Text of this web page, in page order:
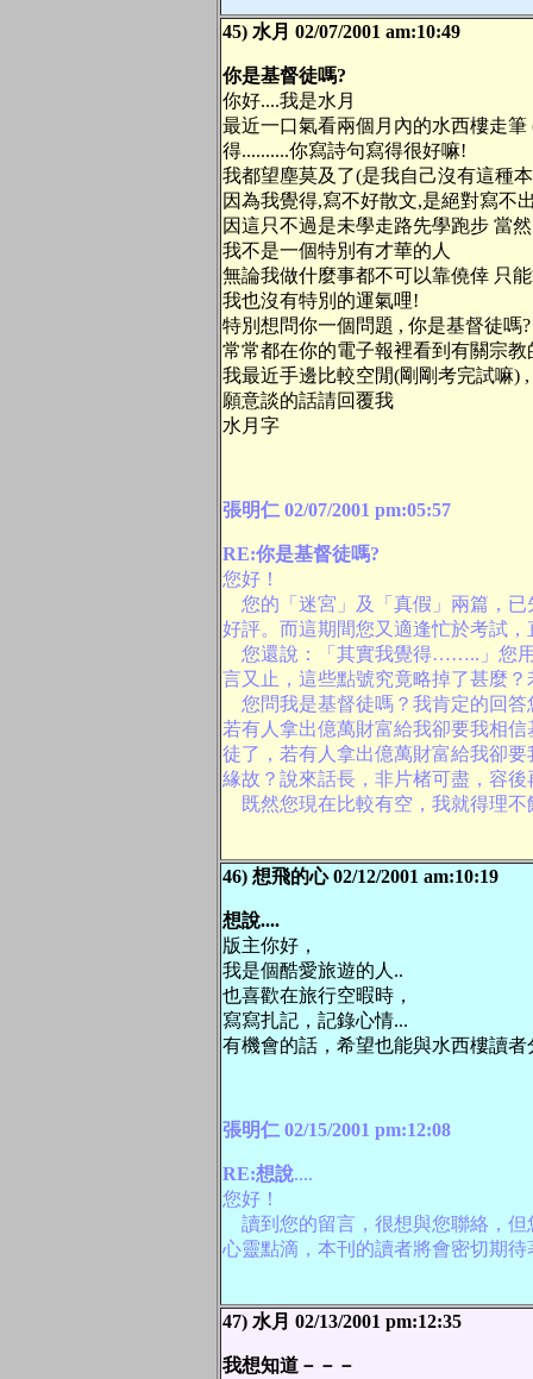
45) 水月 02/07/2001 am:10:49
你是基督徒嗎?
你好....我是水月
最近一口氣看兩個月內的水西樓走
得..........你寫詩句寫得很好嘛!
我都望塵莫及了(是我自己沒有這種
因為我覺得,寫不好散文,是絕對寫不
因這只不過是未學走路先學跑步 當
我不是一個特別有才華的人
無論我做什麼事都不可以靠僥倖 只
我也沒有特別的運氣哩!
特別想問你一個問題 , 你是基督徒嗎?
常常都在你的電子報裡看到有關宗教
我最近手邊比較空閒(剛剛考完試嘛)
願意談的話請回覆我
水月字
張明仁 02/07/2001 pm:05:57
RE:你是基督徒嗎?
您好！
您的「迷宮」及「真假」兩篇，已
好評。而這期間您又適逢忙於考試
您還說：「其實我覺得……..」您用
言又止，這些點號究竟略掉了甚麼
您問我是基督徒嗎？我肯定的回答
若有人拿出億萬財富給我卻要我相
徒了，若有人拿出億萬財富給我卻
緣故？說來話長，非片楮可盡，容後
既然您現在比較有空，我就得理不
46) 想飛的心 02/12/2001 am:10:19
想說....
版主你好，
我是個酷愛旅遊的人..
也喜歡在旅行空暇時，
寫寫扎記，記錄心情...
有機會的話，希望也能與水西樓讀
張明仁 02/15/2001 pm:12:08
RE:想說....
您好！
讀到您的留言，很想與您聯絡，但
心靈點滴，本刊的讀者將會密切期
47) 水月 02/13/2001 pm:12:35
我想知道－－－